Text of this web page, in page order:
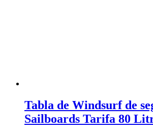
Tabla de Windsurf de
Sailboards Tarifa 80